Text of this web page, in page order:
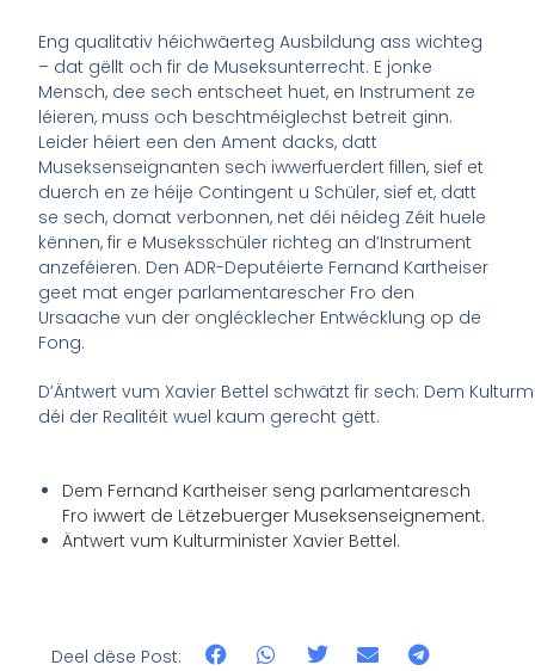
Eng qualitativ héichwäerteg Ausbildung ass wichteg
– dat gëllt och fir de Museksunterrecht. E jonke
Mensch, dee sech entscheet huet, en Instrument ze
léieren, muss och beschtméiglechst betreit ginn.
Leider héiert een den Ament dacks, datt
Museksenseignanten sech iwwerfuerdert fillen, sief et
duerch en ze héije Contingent u Schüler, sief et, datt
se sech, domat verbonnen, net déi néideg Zéit huele
kënnen, fir e Museksschüler richteg an d’Instrument
anzeféieren. Den ADR-Deputéierte Fernand Kartheiser
geet mat enger parlamentarescher Fro den
Ursaache vun der onglécklecher Entwécklung op de
Fong.
D’Äntwert vum Xavier Bettel schwätzt fir sech: Dem
déi der Realitéit wuel kaum gerecht gëtt.
Dem Fernand Kartheiser seng parlamentaresch
Fro iwwert de Lëtzebuerger Museksenseignement.
Äntwert vum Kulturminister Xavier Bettel.
Deel dëse Post: